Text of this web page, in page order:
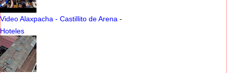
Video Alaxpacha - Castillito de Arena -
Hoteles